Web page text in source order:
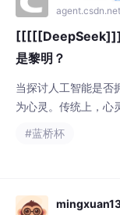
输出"no"。示例输入
agent.csdn.net
[[[[[DeepSeek]]]
是黎明？
当探讨人工智能是否
为心灵。传统上，心
综合体，是人类独
情与创造。然而，
内在的欲望、信念和
#蓝桥杯